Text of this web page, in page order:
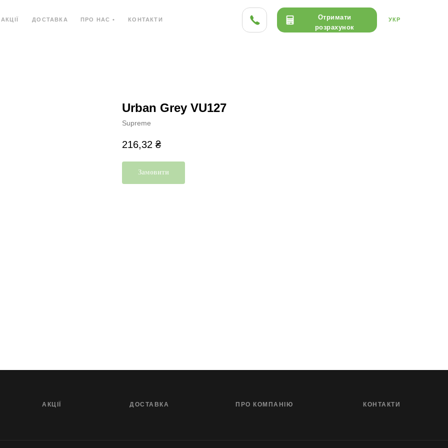
АКЦІЇ ДОСТАВКА ПРО НАС • КОНТАКТИ УКР
Отримати
розрахунок
Urban Grey VU127
Supreme
216,32 ₴
Замовити
АКЦІЇ ДОСТАВКА ПРО КОМПАНІЮ КОНТАКТИ